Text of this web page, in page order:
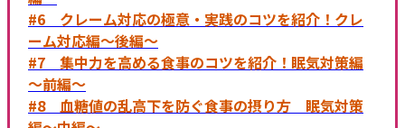
#6 クレーム対応の極意・実践のコツを紹介！クレ
ーム対応編～後編～
#7 集中力を高める食事のコツを紹介！眠気対策編
～前編～
#8 血糖値の乱高下を防ぐ食事の摂り方 眠気対策